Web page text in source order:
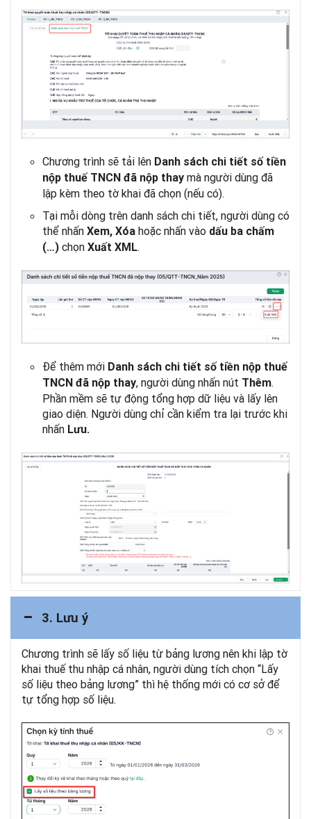
Chương trình sẽ tải lên Danh sách chi tiết số tiền
nộp thuế TNCN đã nộp thay mà người dùng đã
lập kèm theo tờ khai đã chọn (nếu có).
Tại mỗi dòng trên danh sách chi tiết, người dùng có
thể nhấn Xem, Xóa hoặc nhấn vào dấu ba chấm
(…) chọn Xuất XML.
Để thêm mới Danh sách chi tiết số tiền nộp thuế
TNCN đã nộp thay, người dùng nhấn nút Thêm.
Phần mềm sẽ tự động tổng hợp dữ liệu và lấy lên
giao diện. Người dùng chỉ cần kiểm tra lại trước khi
nhấn Lưu.
3. Lưu ý
Chương trình sẽ lấy số liệu từ bảng lương nên khi lập tờ
khai thuế thu nhập cá nhân, người dùng tích chọn “Lấy
số liệu theo bảng lương” thì hệ thống mới có cơ sở để
tự tổng hợp số liệu.